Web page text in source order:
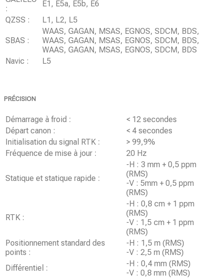
:
E1, E5a, E5b, E6
QZSS :
L1, L2, L5
SBAS :
WAAS, GAGAN, MSAS, EGNOS, SDCM, BDS,
WAAS, GAGAN, MSAS, EGNOS, SDCM, BDS,
WAAS, GAGAN, MSAS, EGNOS, SDCM, BDS
Navic :
L5
PRÉCISION
Démarrage à froid :
< 12 secondes
Départ canon :
< 4 secondes
Initialisation du signal RTK :
> 99,9%
Fréquence de mise à jour :
20 Hz
Statique et statique rapide :
-H : 3 mm + 0,5 ppm
(RMS)
-V : 5mm + 0,5 ppm
(RMS)
RTK :
-H : 0,8 cm + 1 ppm
(RMS)
-V : 1,5 cm + 1 ppm
(RMS)
Positionnement standard des
points :
-H : 1,5 m (RMS)
-V : 2,5 m (RMS)
Différentiel :
-H : 0,4 mm (RMS)
-V : 0,8 mm (RMS)